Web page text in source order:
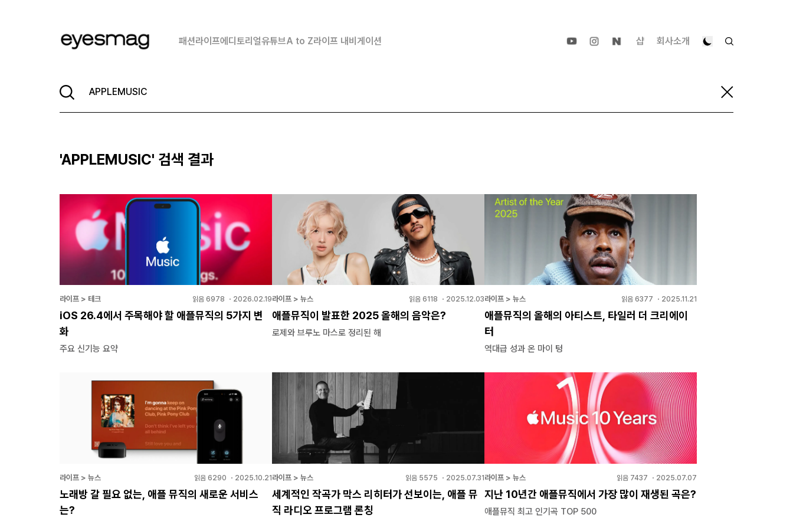
패션라이프에디토리얼유튜브A to Z라이프 내비게이션 샵 회사소개
'APPLEMUSIC' 검색 결과
라이프 > 테크 읽음 6978 ・ 2026.02.19
iOS 26.4에서 주목해야 할 애플뮤직의 5가지 변
화
주요 신기능 요약
라이프 > 뉴스 읽음 6118 ・ 2025.12.03
애플뮤직이 발표한 2025 올해의 음악은?
로제와 브루노 마스로 정리된 해
라이프 > 뉴스 읽음 6377 ・ 2025.11.21
애플뮤직의 올해의 아티스트, 타일러 더 크리에이
터
역대급 성과 온 마이 텅
라이프 > 뉴스 읽음 6290 ・ 2025.10.21
노래방 갈 필요 없는, 애플 뮤직의 새로운 서비스
는?
라이프 > 뉴스 읽음 5575 ・ 2025.07.31
세계적인 작곡가 막스 리히터가 선보이는, 애플 뮤
직 라디오 프로그램 론칭
라이프 > 뉴스 읽음 7437 ・ 2025.07.07
지난 10년간 애플뮤직에서 가장 많이 재생된 곡은?
애플뮤직 최고 인기곡 TOP 500